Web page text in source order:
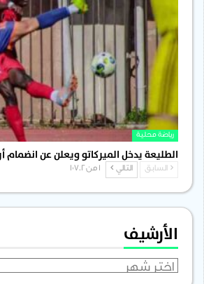
رياضة محلية
الطليعة يدخل الميركاتو ويعلن عن انضمام
السابق التالي
الأرشيف
الأرشيف